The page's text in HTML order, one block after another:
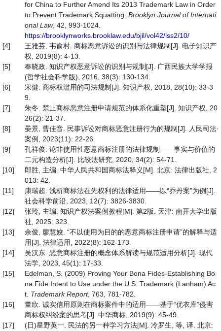
for China to Further Amend Its 2013 Trademark Law in Order
to Prevent Trademark Squatting. Brooklyn Journal of Internati
onal Law, 42, 993-1024.
https://brooklynworks.brooklaw.edu/bjil/vol42/iss2/10/
[4]
王雅芬, 韦俞村. 商标恶意诉讼的识别与法律规制[J]. 电子知识产
权, 2019(8): 4-13.
[5]
奉晓政. 知识产权恶意诉讼的识别与规制[J]. 广西民族大学学报
(哲学社会科学版), 2016, 38(3): 130-134.
[6]
宋健. 商标权滥用的司法规制[J]. 知识产权, 2018, 28(10): 33-3
9.
[7]
朱冬. 禁止商标恶意注册申请规范的体系化重塑[J]. 知识产权, 20
26(2): 21-37.
[8]
晏景, 曹佳音. 民事诉讼对商标恶意注册行为的规制[J]. 人民司法∙
案例, 2023(11): 22-26.
[9]
孔祥俊. 论非使用性恶意商标注册的法律规制——事实与价值的
二元构造分析[J]. 比较法研究, 2020, 34(2): 54-71.
[10]
郎胜, 主编. 中华人民共和国商标法释义[M]. 北京: 法律出版社, 2
013: 42.
[11]
康瑞超. 浅析商标法在先权利的法律适用——以“乔丹案”为例[J].
社会科学前沿, 2023, 12(7): 3826-3830.
[12]
张玲, 主编. 知识产权法案例教程[M]. 第2版. 天津: 南开大学出版
社, 2025: 323.
[13]
余俊, 廖慧姣. “不以使用为目的的恶意商标注册申请”的解释与适
用[J]. 法律适用, 2022(8): 162-173.
[14]
吴汉东. 恶意商标注册的概念体系解读与规范适用分析[J]. 现代
法学, 2023, 45(1): 17-33.
[15]
Edelman, S. (2009) Proving Your Bona Fides-Establishing Bo
na Fide Intent to Use under the U.S. Trademark (Lanham) Ac
t. Trademark Report, 763, 781-782.
[16]
董欣. 诚实信用原则在商标案件中的适用——基于“优衣库”侵害
商标权纠纷案的思考[J]. 中华商标, 2019(9): 45-49.
[17]
(日)星野英一. 民法的另一种学习方法[M]. 冷罗生, 等, 译. 北京: